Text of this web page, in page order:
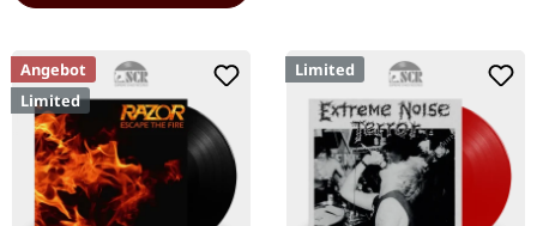
Angebot
Limited
Limited